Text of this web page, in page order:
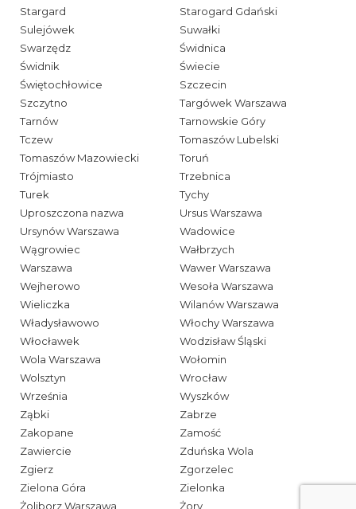
Stargard
Starogard Gdański
Sulejówek
Suwałki
Swarzędz
Świdnica
Świdnik
Świecie
Świętochłowice
Szczecin
Szczytno
Targówek Warszawa
Tarnów
Tarnowskie Góry
Tczew
Tomaszów Lubelski
Tomaszów Mazowiecki
Toruń
Trójmiasto
Trzebnica
Turek
Tychy
Uproszczona nazwa
Ursus Warszawa
Ursynów Warszawa
Wadowice
Wągrowiec
Wałbrzych
Warszawa
Wawer Warszawa
Wejherowo
Wesoła Warszawa
Wieliczka
Wilanów Warszawa
Władysławowo
Włochy Warszawa
Włocławek
Wodzisław Śląski
Wola Warszawa
Wołomin
Wolsztyn
Wrocław
Września
Wyszków
Ząbki
Zabrze
Zakopane
Zamość
Zawiercie
Zduńska Wola
Zgierz
Zgorzelec
Zielona Góra
Zielonka
Żoliborz Warszawa
Żory